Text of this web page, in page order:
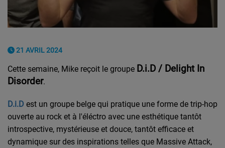
21 AVRIL 2024
Cette semaine, Mike reçoit le groupe D.i.D / Delight In
Disorder.
D.i.D est un groupe belge qui pratique une forme de trip-hop
ouverte au rock et à l'éléctro avec une esthétique tantôt
introspective, mystérieuse et douce, tantôt efficace et
dynamique sur des inspirations telles que Massive Attack,